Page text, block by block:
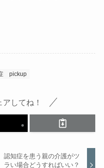
pickup
してね！
認知症を患う親の介護がツ
ラい場合どうすればいい？